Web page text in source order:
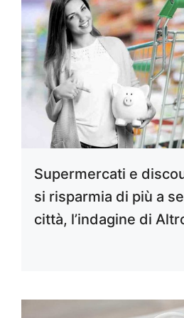
Supermercati e
si risparmia di più a
città, l’indagine di